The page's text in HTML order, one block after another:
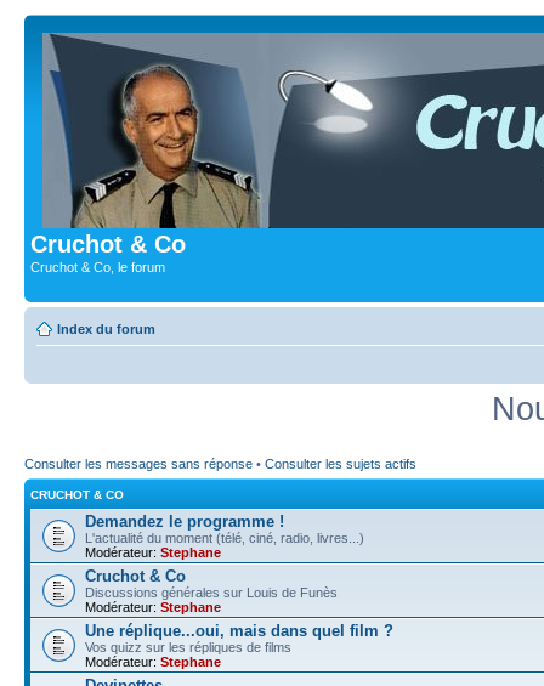
Cruchot & Co
Cruchot & Co, le forum
Index du forum
Consulter les messages sans réponse • Consulter les sujets actifs
CRUCHOT & CO
Demandez le programme !
L'actualité du moment (télé, ciné, radio, livres...)
Modérateur: Stephane
Cruchot & Co
Discussions générales sur Louis de Funès
Modérateur: Stephane
Une réplique...oui, mais dans quel film ?
Vos quizz sur les répliques de films
Modérateur: Stephane